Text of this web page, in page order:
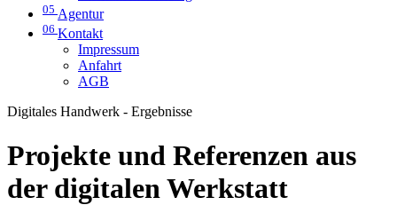
05 Agentur
06 Kontakt
Impressum
Anfahrt
AGB
Digitales Handwerk - Ergebnisse
Projekte und Referenzen aus
der digitalen Werkstatt